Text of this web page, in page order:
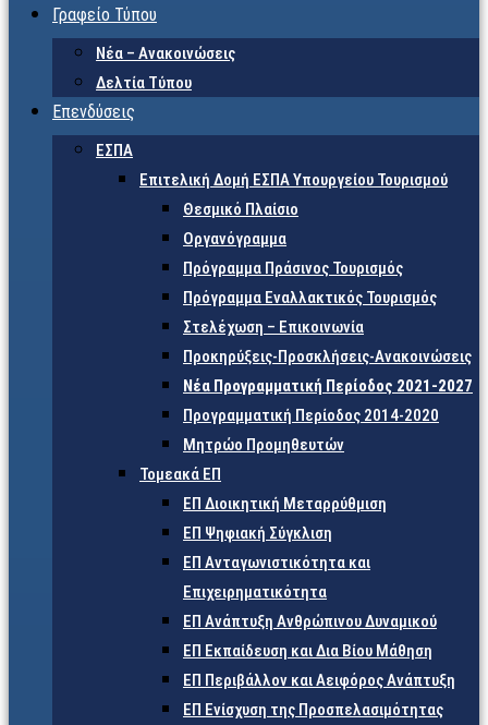
Γραφείο Τύπου
Νέα – Ανακοινώσεις
Δελτία Τύπου
Επενδύσεις
ΕΣΠΑ
Επιτελική Δομή ΕΣΠΑ Υπουργείου Τουρισμού
Θεσμικό Πλαίσιο
Οργανόγραμμα
Πρόγραμμα Πράσινος Τουρισμός
Πρόγραμμα Εναλλακτικός Τουρισμός
Στελέχωση – Επικοινωνία
Προκηρύξεις-Προσκλήσεις-Ανακοινώσεις
Νέα Προγραμματική Περίοδος 2021-2027
Προγραμματική Περίοδος 2014-2020
Μητρώο Προμηθευτών
Τομεακά ΕΠ
ΕΠ Διοικητική Μεταρρύθμιση
ΕΠ Ψηφιακή Σύγκλιση
ΕΠ Ανταγωνιστικότητα και
Επιχειρηματικότητα
ΕΠ Ανάπτυξη Ανθρώπινου Δυναμικού
ΕΠ Εκπαίδευση και Δια Βίου Μάθηση
ΕΠ Περιβάλλον και Αειφόρος Ανάπτυξη
ΕΠ Ενίσχυση της Προσπελασιμότητας